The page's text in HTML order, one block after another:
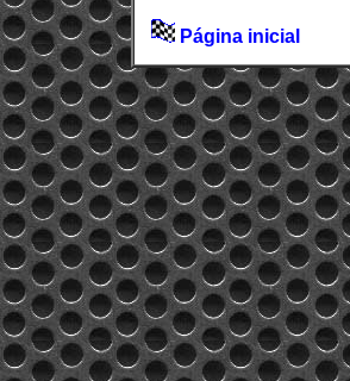
Página inicial